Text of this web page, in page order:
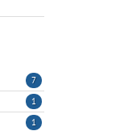
7
1
1